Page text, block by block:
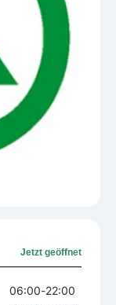
Jetzt geöffnet
06:00-22:00